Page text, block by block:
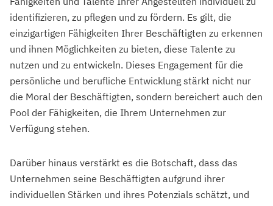
identifizieren, zu pflegen und zu fördern. Es gilt, die
einzigartigen Fähigkeiten Ihrer Beschäftigten zu erkennen
und ihnen Möglichkeiten zu bieten, diese Talente zu
nutzen und zu entwickeln. Dieses Engagement für die
persönliche und berufliche Entwicklung stärkt nicht nur
die Moral der Beschäftigten, sondern bereichert auch den
Pool der Fähigkeiten, die Ihrem Unternehmen zur
Verfügung stehen.
Darüber hinaus verstärkt es die Botschaft, dass das
Unternehmen seine Beschäftigten aufgrund ihrer
individuellen Stärken und ihres Potenzials schätzt, und